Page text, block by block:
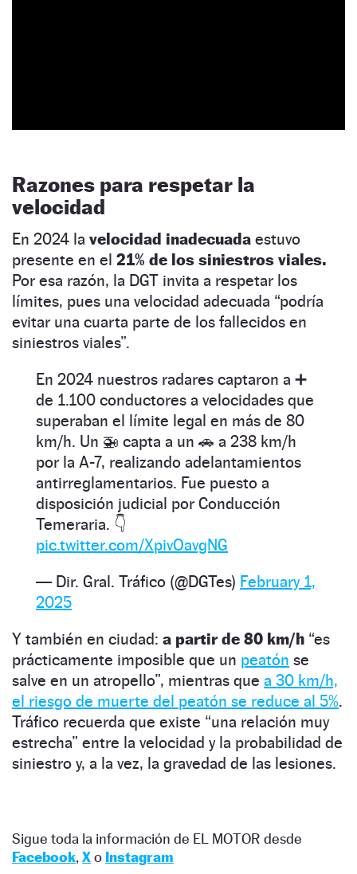
Razones para respetar la
velocidad
En 2024 la velocidad inadecuada estuvo
presente en el 21% de los siniestros viales.
Por esa razón, la DGT invita a respetar los
límites, pues una velocidad adecuada “podría
evitar una cuarta parte de los fallecidos en
siniestros viales”.
En 2024 nuestros radares captaron a ➕
de 1.100 conductores a velocidades que
superaban el límite legal en más de 80
km/h. Un 🚁 capta a un 🚗 a 238 km/h
por la A-7, realizando adelantamientos
antirreglamentarios. Fue puesto a
disposición judicial por Conducción
Temeraria. 👇
pic.twitter.com/XpivOavgNG
— Dir. Gral. Tráfico (@DGTes) February 1,
2025
Y también en ciudad: a partir de 80 km/h “es
prácticamente imposible que un peatón se
salve en un atropello”, mientras que a 30 km/h,
el riesgo de muerte del peatón se reduce al 5%.
Tráfico recuerda que existe “una relación muy
estrecha” entre la velocidad y la probabilidad de
siniestro y, a la vez, la gravedad de las lesiones.
Sigue toda la información de EL MOTOR desde
Facebook, Xo Instagram